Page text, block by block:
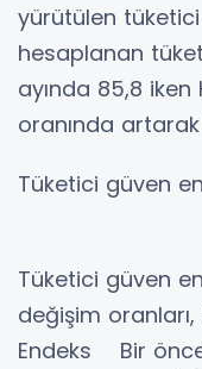
yürütülen
hesaplanan
ayında 85,8 iken
oranında
Tüketici güven
Tüketici güven
değişim
Endeks Bir